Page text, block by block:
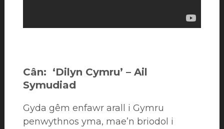
Cân: ‘Dilyn Cymru’ – Ail
Symudiad
Gyda gêm enfawr arall i Gymru
penwythnos yma, mae’n briodol i